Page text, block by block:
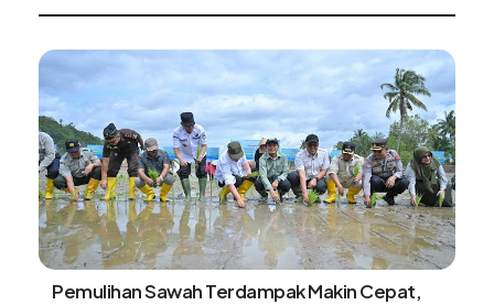
Pemulihan Sawah Terdampak Makin Cepat,